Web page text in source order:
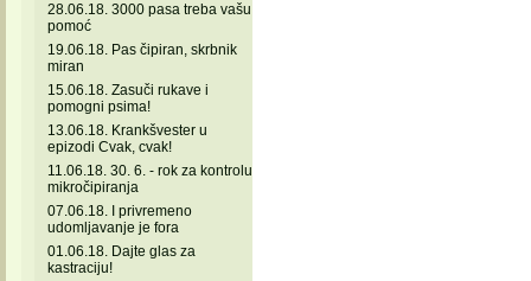
28.06.18. 3000 pasa treba vašu
pomoć
19.06.18. Pas čipiran, skrbnik
miran
15.06.18. Zasuči rukave i
pomogni psima!
13.06.18. Krankšvester u
epizodi Cvak, cvak!
11.06.18. 30. 6. - rok za kontrolu
mikročipiranja
07.06.18. I privremeno
udomljavanje je fora
01.06.18. Dajte glas za
kastraciju!